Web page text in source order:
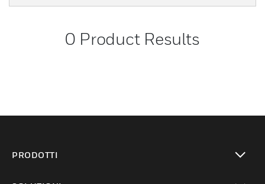
0 Product Results
PRODOTTI